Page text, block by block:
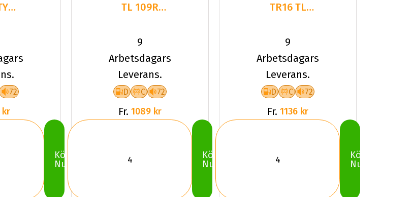
72
kr
Köp
Nu
TL 109R
DUTY 4
9
Arbetsdagars
Leverans.
D C 72
Fr. 1089 kr
Köp
Nu
TR16 TL
HEAVY
DUTY 4
9
Arbetsdagars
Leverans.
D C 72
Fr. 1136 kr
Köp
Nu